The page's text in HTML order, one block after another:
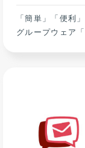
「簡単」「便利
グループウェア